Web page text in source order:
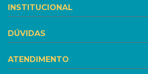
INSTITUCIONAL
DÚVIDAS
ATENDIMENTO